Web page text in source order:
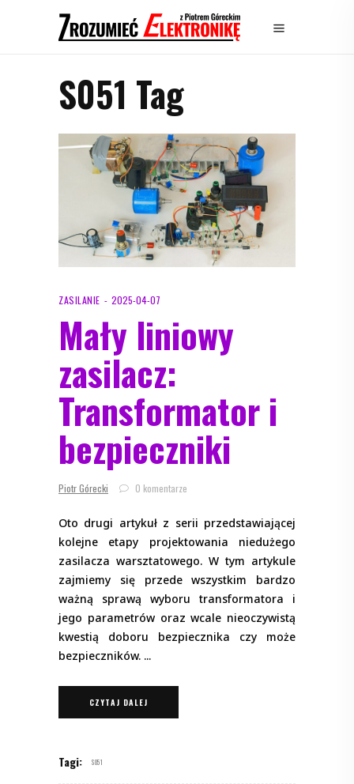
S051 Tag
ZASILANIE 2025-04-07
Mały liniowy
zasilacz:
Transformator i
bezpieczniki
Piotr Górecki 0 komentarze
Oto drugi artykuł z serii przedstawiającej
kolejne etapy projektowania niedużego
zasilacza warsztatowego. W tym artykule
zajmiemy się przede wszystkim bardzo
ważną sprawą wyboru transformatora i
jego parametrów oraz wcale nieoczywistą
kwestią doboru bezpiecznika czy może
bezpieczników.
CZYTAJ DALEJ
Tagi: S051